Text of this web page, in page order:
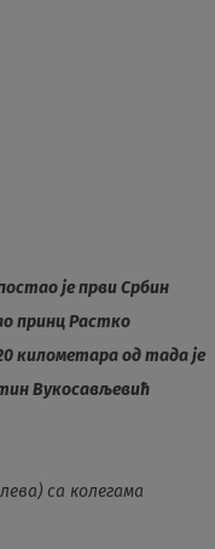
је први Србин
принц Растко
километара од тада је
Вукосављевић
са колегама